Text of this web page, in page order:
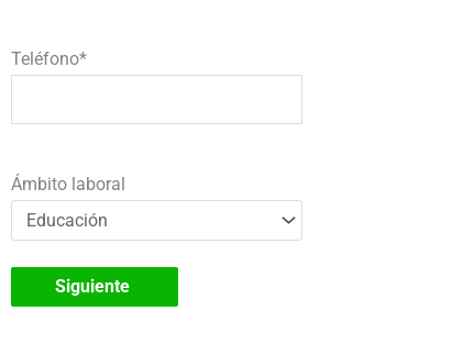
Teléfono*
Ámbito laboral